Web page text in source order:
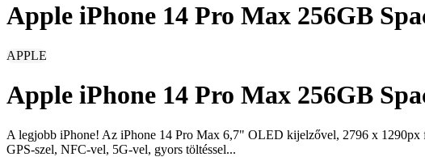
Apple iPhone 14 Pro Max 256GB
APPLE
Apple iPhone 14 Pro Max 256GB
A legjobb iPhone! Az iPhone 14 Pro Max 6,7" OLED kijelzővel, 2796 x 1290px
GPS-szel, NFC-vel, 5G-vel, gyors töltéssel...